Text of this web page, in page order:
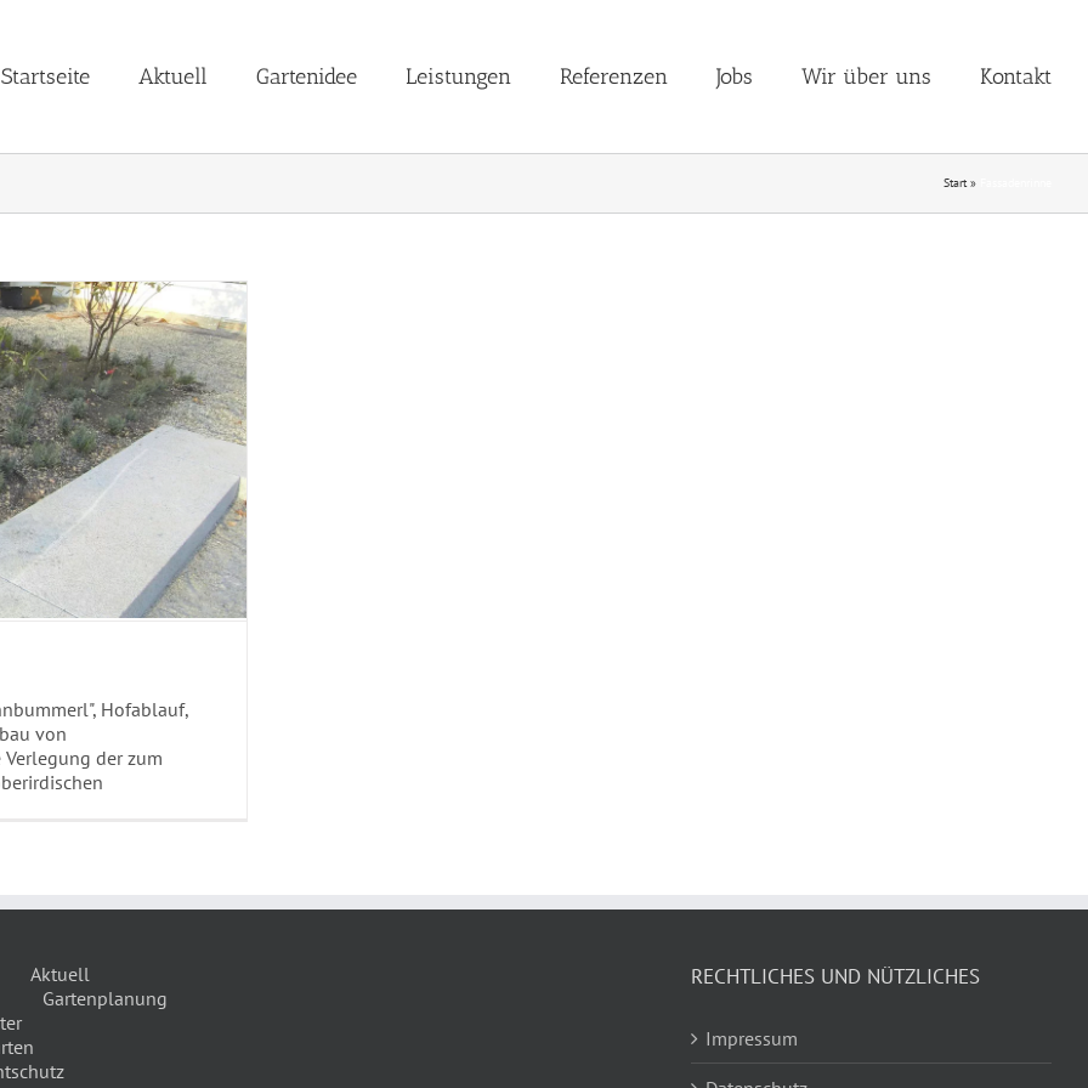
Startseite Aktuell Gartenidee Leistungen Referenzen Jobs Wir über uns Kontakt
Start»
Hofablauf,
von
der zum
Aktuell
Gartenplanung
RECHTLICHES UND NÜTZLICHES
Impressum